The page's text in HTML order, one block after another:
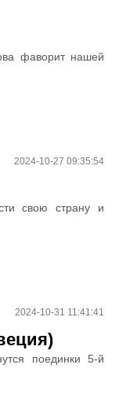
фаворит нашей
2024-10-27 09:35:54
свою страну и
2024-10-31 11:41:41
поединки 5-й